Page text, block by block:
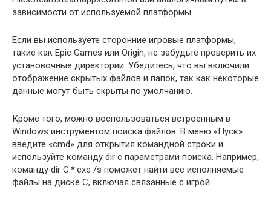
зависимости от используемой платформы.
Если вы используете сторонние игровые платформы,
такие как Epic Games или Origin, не забудьте проверить их
установочные директории. Убедитесь, что вы включили
отображение скрытых файлов и папок, так как некоторые
данные могут быть скрыты по умолчанию.
Кроме того, можно воспользоваться встроенным в
Windows инструментом поиска файлов. В меню «Пуск»
введите «cmd» для открытия командной строки и
используйте команду dir с параметрами поиска. Например,
команду dir C:*.exe /s поможет найти все исполняемые
файлы на диске C, включая связанные с игрой.